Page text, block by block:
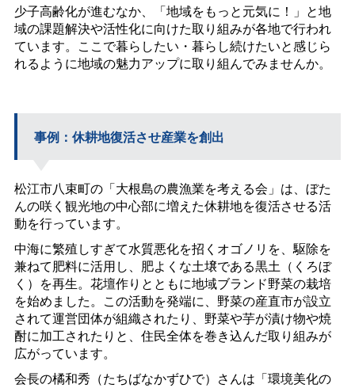
少子高齢化が進むなか、「地域をもっと元気に！」と地
域の課題解決や活性化に向けた取り組みが各地で行われ
ています。ここで暮らしたい・暮らし続けたいと感じら
れるように地域の魅力アップに取り組んでみませんか。
事例：休耕地復活させ産業を創出
松江市八束町の「大根島の農漁業を考える会」は、ぼた
んの咲く観光地の中心部に増えた休耕地を復活させる活
動を行っています。
中海に繁殖しすぎて水質悪化を招くオゴノリを、駆除を
兼ねて肥料に活用し、肥よくな土壌である黒土（くろぼ
く）を再生。花壇作りとともに地域ブランド野菜の栽培
を始めました。この活動を発端に、野菜の産直市が設立
されて運営団体が組織されたり、野菜や芋が漬け物や焼
酎に加工されたりと、住民全体を巻き込んだ取り組みが
広がっています。
会長の橘和秀（たちばなかずひで）さんは「環境美化の